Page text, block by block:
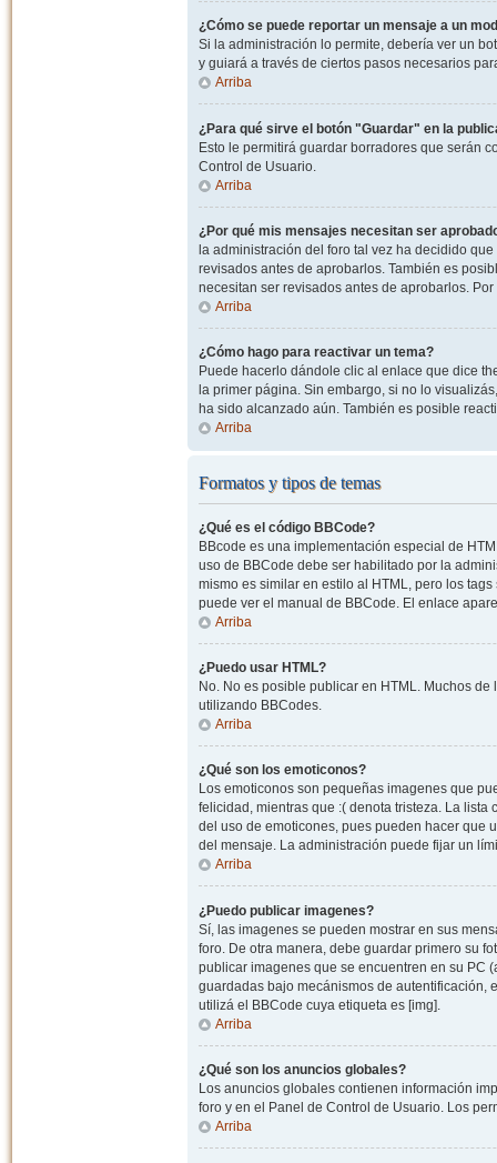
¿Cómo se puede reportar un mensaje a un
Si la administración lo permite, debería ver un
y guiará a través de ciertos pasos necesarios
Arriba
¿Para qué sirve el botón "Guardar" en la
Esto le permitirá guardar borradores que serán
Control de Usuario.
Arriba
¿Por qué mis mensajes necesitan ser
la administración del foro tal vez ha decidido
revisados antes de aprobarlos. También es
necesitan ser revisados antes de aprobarlos.
Arriba
¿Cómo hago para reactivar un tema?
Puede hacerlo dándole clic al enlace que dice
la primer página. Sin embargo, si no lo
ha sido alcanzado aún. También es posible
Arriba
Formatos y tipos de temas
¿Qué es el código BBCode?
BBcode es una implementación especial de
uso de BBCode debe ser habilitado por la
mismo es similar en estilo al HTML, pero los
puede ver el manual de BBCode. El enlace
Arriba
¿Puedo usar HTML?
No. No es posible publicar en HTML. Muchos
utilizando BBCodes.
Arriba
¿Qué son los emoticonos?
Los emoticonos son pequeñas imagenes que
felicidad, mientras que :( denota tristeza. La
del uso de emoticones, pues pueden hacer que
del mensaje. La administración puede fijar un
Arriba
¿Puedo publicar imagenes?
Sí, las imagenes se pueden mostrar en sus
foro. De otra manera, debe guardar primero su
publicar imagenes que se encuentren en su PC
guardadas bajo mecánismos de autentificación,
utilizá el BBCode cuya etiqueta es [img].
Arriba
¿Qué son los anuncios globales?
Los anuncios globales contienen información
foro y en el Panel de Control de Usuario. Los
Arriba